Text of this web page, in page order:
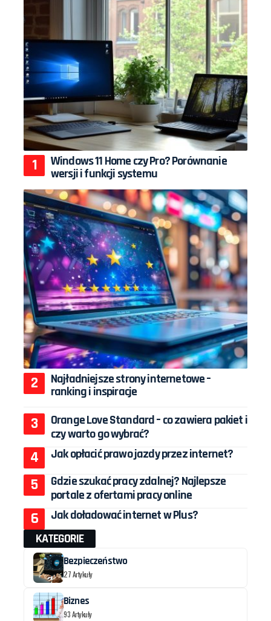
Windows 11 Home czy Pro? Porównanie
wersji i funkcji systemu
Najładniejsze strony internetowe –
ranking i inspiracje
Orange Love Standard – co zawiera pakiet i
czy warto go wybrać?
Jak opłacić prawo jazdy przez internet?
Gdzie szukać pracy zdalnej? Najlepsze
portale z ofertami pracy online
Jak doładować internet w Plus?
KATEGORIE
Bezpieczeństwo
27 Artykuły
Biznes
93 Artykuły